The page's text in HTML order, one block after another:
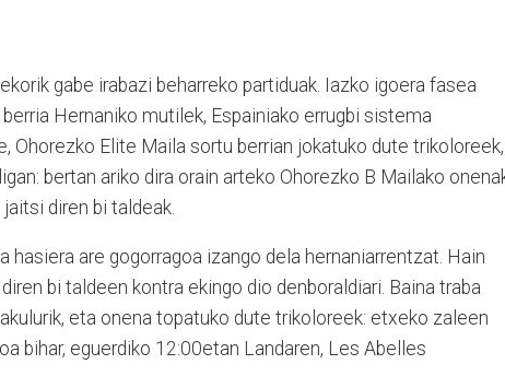
gabe irabazi beharreko partiduak. Iazko igoera fasea
Hernaniko mutilek, Espainiako errugbi sistema
Ohorezko Elite Maila sortu berrian jokatuko dute trikoloreek,
bertan ariko dira orain arteko Ohorezko B Mailako
diren bi taldeak.
hasiera are gogorragoa izango dela hernaniarrentzat. Hain
bi taldeen kontra ekingo dio denboraldiari. Baina traba
eta onena topatuko dute trikoloreek: etxeko zaleen
bihar, eguerdiko 12:00etan Landaren, Les Abelles